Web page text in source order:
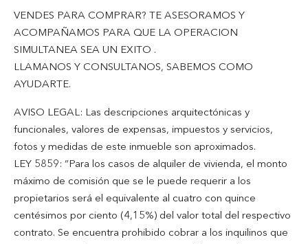
VENDES PARA COMPRAR? TE ASESORAMOS Y
ACOMPAÑAMOS PARA QUE LA OPERACION
SIMULTANEA SEA UN EXITO .
LLAMANOS Y CONSULTANOS, SABEMOS COMO
AYUDARTE.
AVISO LEGAL: Las descripciones arquitectónicas y
funcionales, valores de expensas, impuestos y servicios,
fotos y medidas de este inmueble son aproximados.
LEY 5859: “Para los casos de alquiler de vivienda, el monto
máximo de comisión que se le puede requerir a los
propietarios será el equivalente al cuatro con quince
centésimos por ciento (4,15%) del valor total del respectivo
contrato. Se encuentra prohibido cobrar a los inquilinos que